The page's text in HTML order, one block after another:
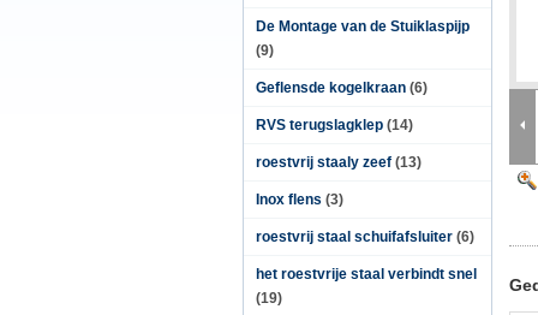
De Montage van de Stuiklaspijp
(9)
Geflensde kogelkraan (6)
RVS terugslagklep (14)
roestvrij staaly zeef (13)
Inox flens (3)
roestvrij staal schuifafsluiter (6)
het roestvrije staal verbindt snel
(19)